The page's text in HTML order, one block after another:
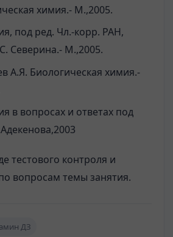
химия.- М.,2005.
под ред. Чл.-корр. РАН,
Северина.- М.,2005.
А.Я. Биологическая химия.-
в вопросах и ответах под
тестового контроля и
вопросам темы занятия.
ДЗ